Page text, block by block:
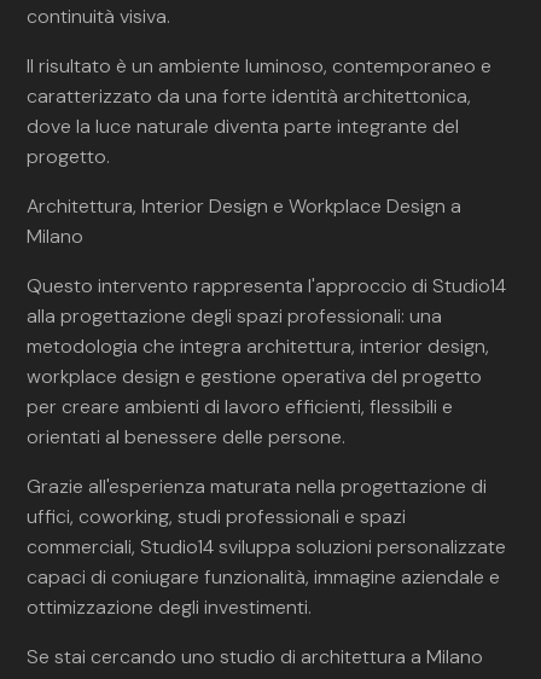
continuità visiva.
Il risultato è un ambiente luminoso, contemporaneo e
caratterizzato da una forte identità architettonica,
dove la luce naturale diventa parte integrante del
progetto.
Architettura, Interior Design e Workplace Design a
Milano
Questo intervento rappresenta l'approccio di Studio14
alla progettazione degli spazi professionali: una
metodologia che integra architettura, interior design,
workplace design e gestione operativa del progetto
per creare ambienti di lavoro efficienti, flessibili e
orientati al benessere delle persone.
Grazie all'esperienza maturata nella progettazione di
uffici, coworking, studi professionali e spazi
commerciali, Studio14 sviluppa soluzioni personalizzate
capaci di coniugare funzionalità, immagine aziendale e
ottimizzazione degli investimenti.
Se stai cercando uno studio di architettura a Milano